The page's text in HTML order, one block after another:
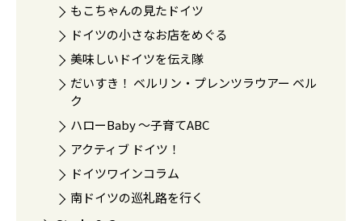
もこちゃんの見たドイツ
ドイツの小さなお店をめぐる
美味しいドイツを伝え隊
だいすき！ ベルリン・プレンツラウアー ベル
ク
ハローBaby 〜子育てABC
アクティブ ドイツ！
ドイツワインコラム
南ドイツの巡礼路を行く